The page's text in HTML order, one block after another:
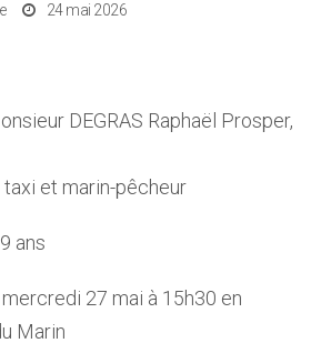
24 mai 2026
DEGRAS Raphaël Prosper,
et marin-pêcheur
ans
27 mai à 15h30 en
Marin